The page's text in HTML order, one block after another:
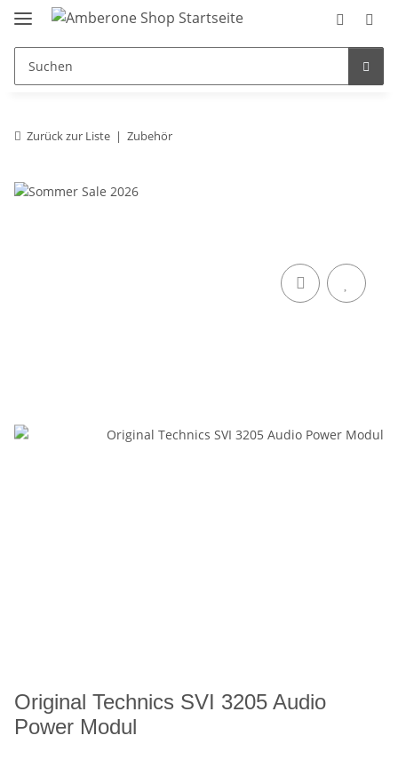
Zurück zur Liste Zubehör
Original Technics SVI 3205 Audio
Power Modul